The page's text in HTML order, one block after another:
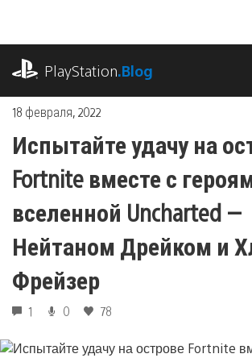
содержимому
PlayStation.Blog
18 февраля, 2022
Испытайте удачу на
Fortnite вместе с
вселенной Uncharted —
Нейтаном Дрейком и
Фрейзер
1 0 78